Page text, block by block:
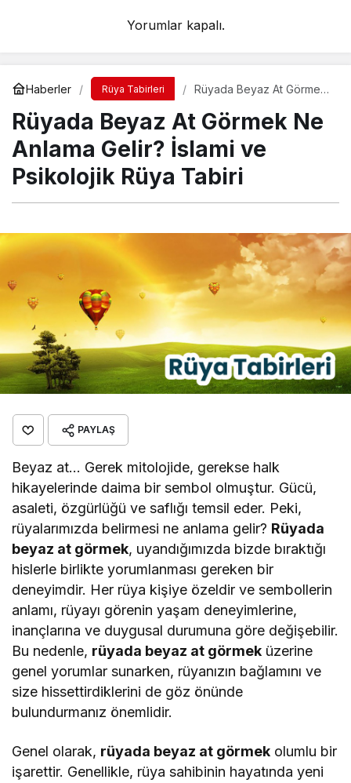
Yorumlar kapalı.
Haberler Rüya Tabirleri
Rüyada Beyaz At Görmek
Psikolojik Rüya Tabiri
Rüyada Beyaz At Görmek Ne
Anlama Gelir? İslami ve
Psikolojik Rüya Tabiri
PAYLAŞ
Beyaz at… Gerek mitolojide, gerekse halk
hikayelerinde daima bir sembol olmuştur. Gücü,
asaleti, özgürlüğü ve saflığı temsil eder. Peki,
rüyalarımızda belirmesi ne anlama gelir? Rüyada
beyaz at görmek, uyandığımızda bizde bıraktığı
hislerle birlikte yorumlanması gereken bir
deneyimdir. Her rüya kişiye özeldir ve sembollerin
anlamı, rüyayı görenin yaşam deneyimlerine,
inançlarına ve duygusal durumuna göre değişebilir.
Bu nedenle, rüyada beyaz at görmek üzerine
genel yorumlar sunarken, rüyanızın bağlamını ve
size hissettirdiklerini de göz önünde
bulundurmanız önemlidir.
Genel olarak, rüyada beyaz at görmek olumlu bir
işarettir. Genellikle, rüya sahibinin hayatında yeni